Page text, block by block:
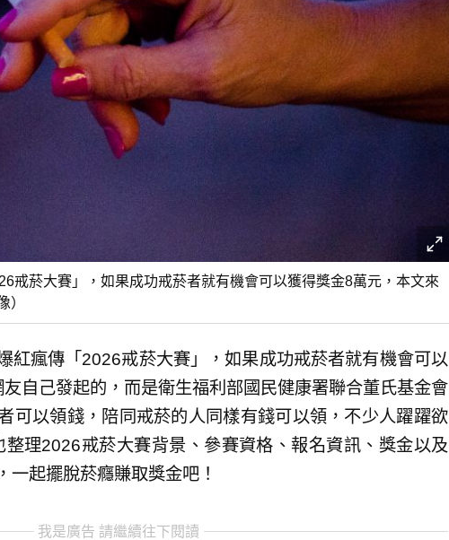
戒菸大賽」，如果成功戒菸者就有機會可以獲得獎金8萬元，本文來
）
紅瘋傳「2026戒菸大賽」，如果成功戒菸者就有機會可以
自己發起的，而是衛生福利部國民健康署聯合董氏基金會
可以領錢，陪同戒菸的人同樣有錢可以領，不少人躍躍欲
理2026戒菸大賽背景、參賽資格、報名資訊、獎金以及
一起擺脫菸癮賺取獎金吧！
我是廣告 請繼續往下閱讀